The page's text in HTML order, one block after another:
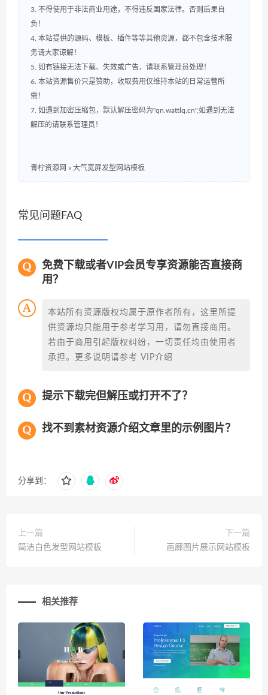
3. 不得使用于非法商业用途，不得违反国家法律。否则后果自
负！
4. 本站提供的源码、模板、插件等等其他资源，都不包含技术服
务请大家谅解！
5. 如有链接无法下载、失效或广告，请联系管理员处理！
6. 本站资源售价只是赞助，收取费用仅维持本站的日常运营所
需！
7. 如遇到加密压缩包，默认解压密码为"qn.wattlq.cn",如遇到无法
解压的请联系管理员！
青柠资源网 » 大气宽屏发型网站模板
常见问题FAQ
免费下载或者VIP会员专享资源能否直接商
用？
本站所有资源版权均属于原作者所有，这里所提
供资源均只能用于参考学习用，请勿直接商用。
若由于商用引起版权纠纷，一切责任均由使用者
承担。更多说明请参考 VIP介绍
提示下载完但解压或打开不了？
找不到素材资源介绍文章里的示例图片？
分享到：
上一篇
简洁白色发型网站模板
下一篇
画廊图片展示网站模板
相关推荐